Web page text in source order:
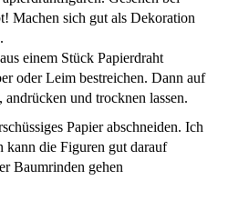
Machen sich gut als Dekoration
einem Stück Papierdraht
oder Leim bestreichen. Dann auf
andrücken und trocknen lassen.
Papier abschneiden. Ich
kann die Figuren gut darauf
Baumrinden gehen